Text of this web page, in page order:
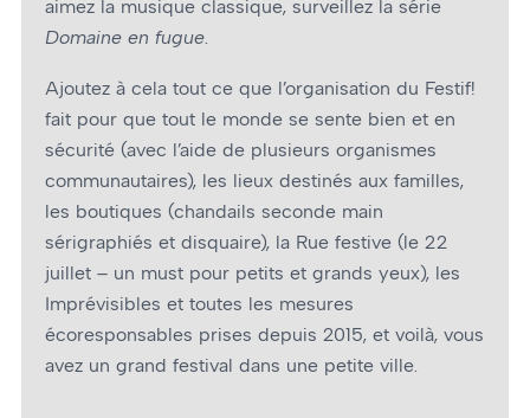
aimez la musique classique, surveillez la série
Domaine en fugue.
Ajoutez à cela tout ce que l’organisation du Festif!
fait pour que tout le monde se sente bien et en
sécurité (avec l’aide de plusieurs organismes
communautaires), les lieux destinés aux familles,
les boutiques (chandails seconde main
sérigraphiés et disquaire), la Rue festive (le 22
juillet – un must pour petits et grands yeux), les
Imprévisibles et toutes les mesures
écoresponsables prises depuis 2015, et voilà, vous
avez un grand festival dans une petite ville.